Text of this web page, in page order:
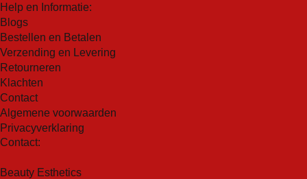
Help en Informatie:
Blogs
Bestellen en Betalen
Verzending en Levering
Retourneren
Klachten
Contact
Algemene voorwaarden
Privacyverklaring
Contact:
Beauty Esthetics